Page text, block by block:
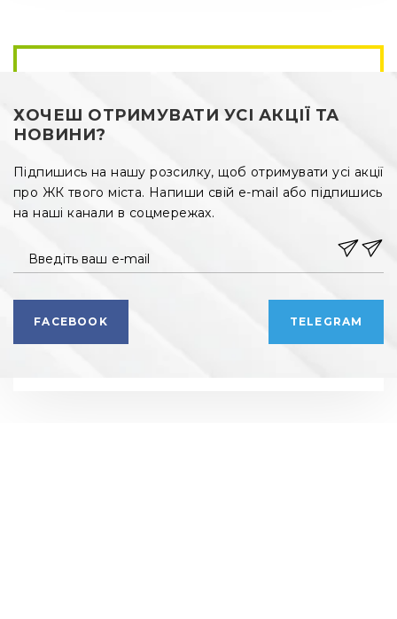
ХОЧЕШ ОТРИМУВАТИ УСІ АКЦІЇ ТА
НОВИНИ?
Підпишись на нашу розсилку, щоб отримувати усі акції
про ЖК твого міста. Напиши свій e-mail або підпишись
на наші канали в соцмережах.
Введіть ваш e-mail
FACEBOOK TELEGRAM